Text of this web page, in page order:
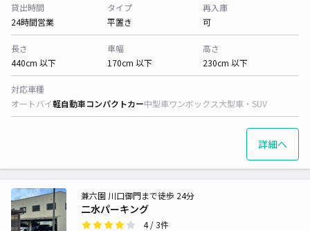
貸出時間
24時間営業
タイプ
平置き
再入庫
可
長さ
440cm 以下
車幅
170cm 以下
高さ
230cm 以下
対応車種
オートバイ軽自動車コンパクトカー中型車ワンボックス大型車・SUV
詳細へ
二水パーキング
兼六園 川口御門まで徒歩 24分
4/ 3件